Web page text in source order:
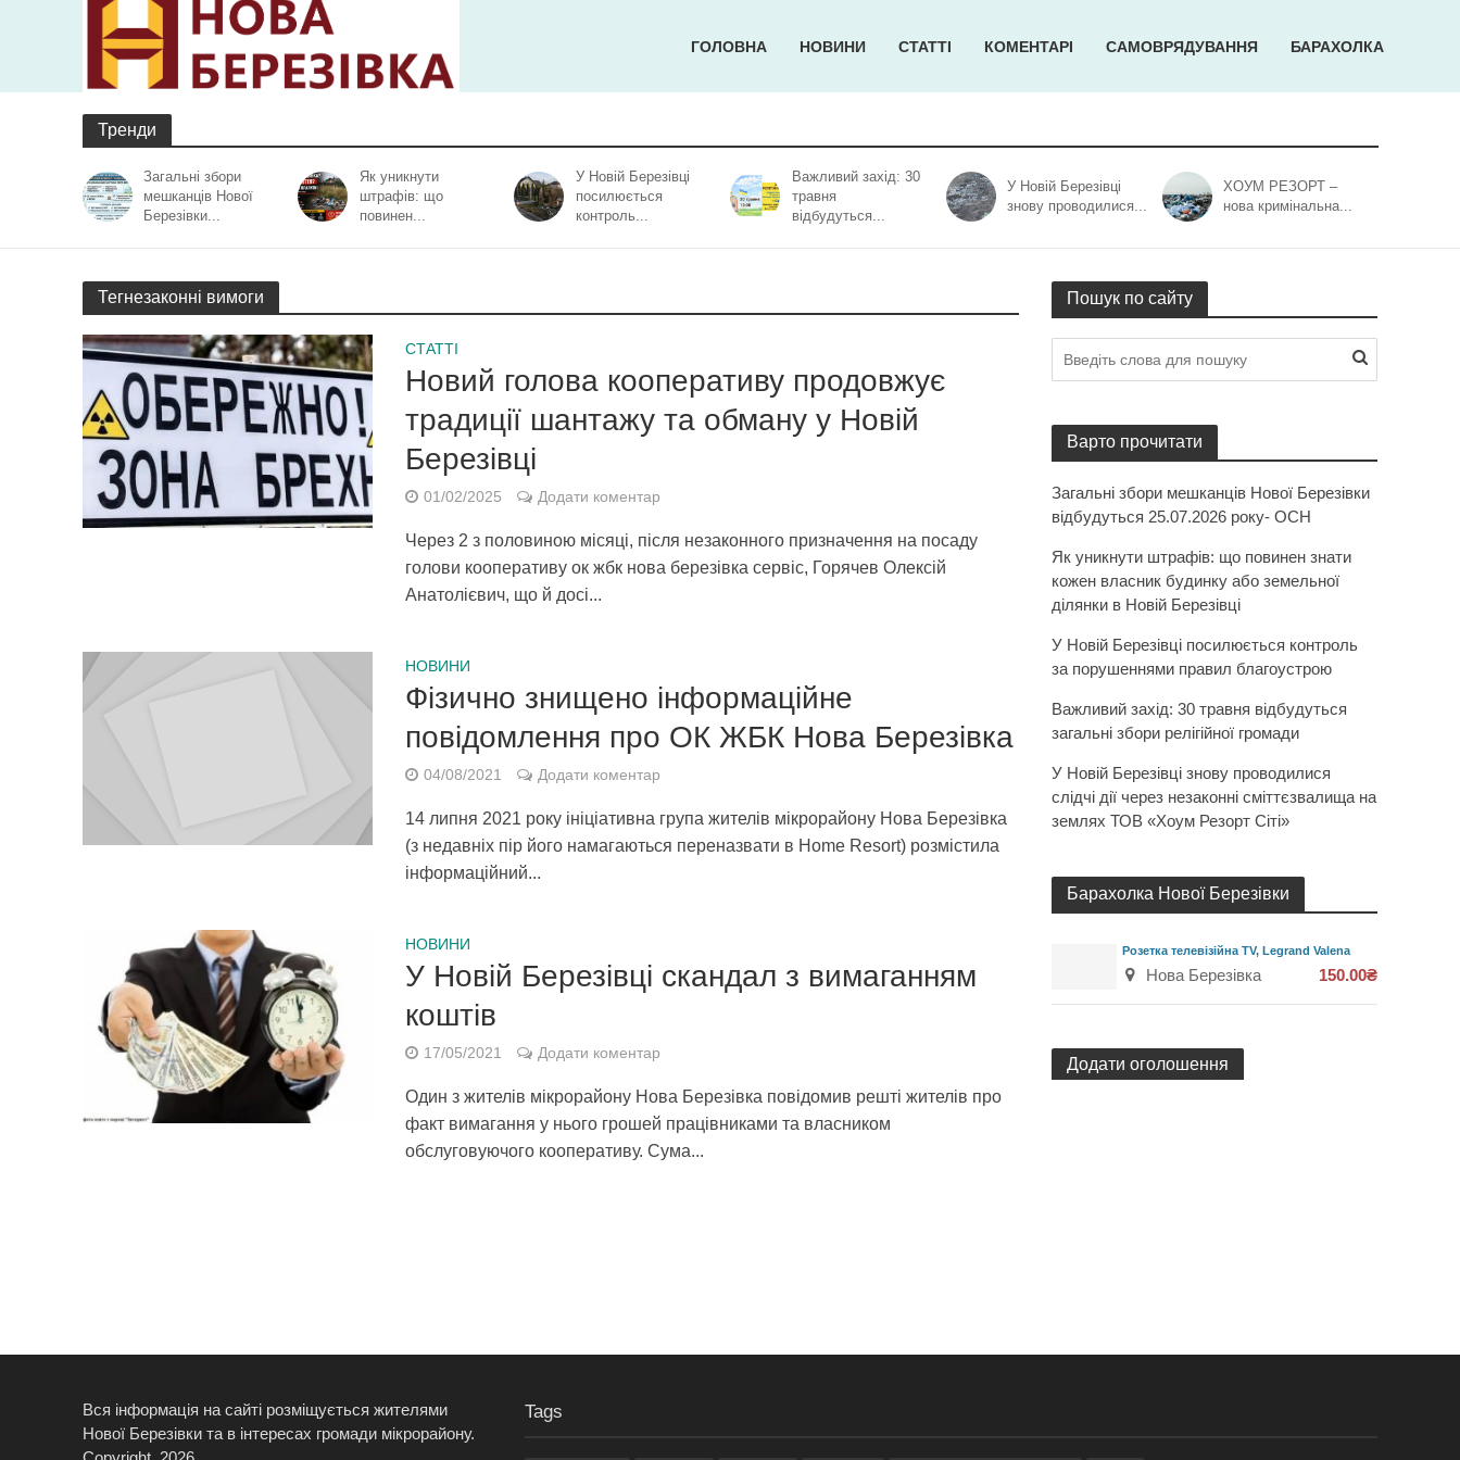
ГОЛОВНА НОВИНИ СТАТТІ КОМЕНТАРІ САМОВРЯДУВАННЯ БАРАХОЛКА
Тренди
Загальні збори
мешканців Нової
Березівки...
Як уникнути
штрафів: що
повинен...
У Новій Березівці
посилюється
контроль...
Важливий захід: 30
травня
відбудуться...
У Новій Березівці
знову проводилися...
ХОУМ РЕЗОРТ –
нова кримінальна...
Тегнезаконні вимоги
СТАТТІ
Новий голова кооперативу продовжує
традиції шантажу та обману у Новій
Березівці
01/02/2025 Додати коментар
Через 2 з половиною місяці, після незаконного призначення на посаду
голови кооперативу ок жбк нова березівка сервіс, Горячев Олексій
Анатолієвич, що й досі...
НОВИНИ
Фізично знищено інформаційне
повідомлення про ОК ЖБК Нова Березівка
04/08/2021 Додати коментар
14 липня 2021 року ініціативна група жителів мікрорайону Нова Березівка
(з недавніх пір його намагаються переназвати в Home Resort) розмістила
інформаційний...
НОВИНИ
У Новій Березівці скандал з вимаганням
коштів
17/05/2021 Додати коментар
Один з жителів мікрорайону Нова Березівка повідомив решті жителів про
факт вимагання у нього грошей працівниками та власником
обслуговуючого кооперативу. Сума...
Пошук по сайту
Варто прочитати
Загальні збори мешканців Нової Березівки
відбудуться 25.07.2026 року- ОСН
Як уникнути штрафів: що повинен знати
кожен власник будинку або земельної
ділянки в Новій Березівці
У Новій Березівці посилюється контроль
за порушеннями правил благоустрою
Важливий захід: 30 травня відбудуться
загальні збори релігійної громади
У Новій Березівці знову проводилися
слідчі дії через незаконні сміттєзвалища на
землях ТОВ «Хоум Резорт Сіті»
Барахолка Нової Березівки
Розетка телевізійна TV, Legrand Valena
Нова Березівка 150.00₴
Додати оголошення
Вся інформація на сайті розміщується жителями
Нової Березівки та в інтересах громади мікрорайону.
Tags